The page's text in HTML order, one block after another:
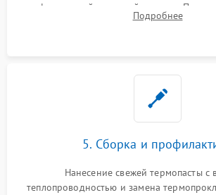
инфракрасной паяльной станции.
BIOS или замена поврежденных
Подробнее
5. Сборка и
Нанесение свежей термопасты с
теплопроводностью и замена